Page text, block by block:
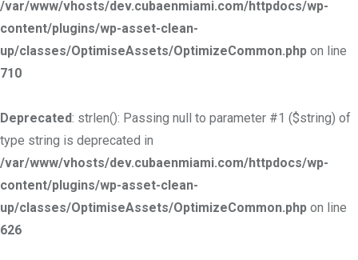
/var/www/vhosts/dev.cubaenmiami.com/httpdocs/wp-
content/plugins/wp-asset-clean-
up/classes/OptimiseAssets/OptimizeCommon.php on line
710
Deprecated: strlen(): Passing null to parameter #1 ($string) of
type string is deprecated in
/var/www/vhosts/dev.cubaenmiami.com/httpdocs/wp-
content/plugins/wp-asset-clean-
up/classes/OptimiseAssets/OptimizeCommon.php on line
626